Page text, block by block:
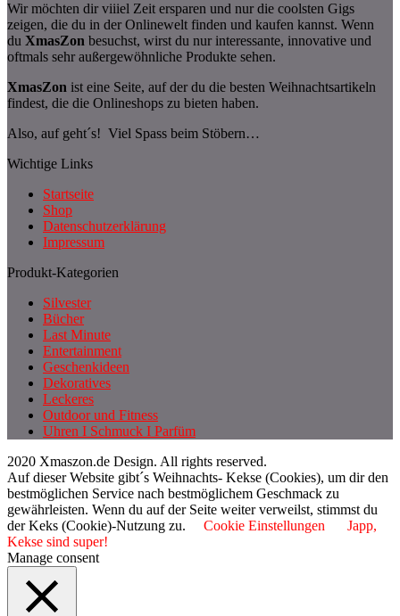
Wir möchten dir viiiel Zeit ersparen und nur die coolsten Gigs
zeigen, die du in der Onlinewelt finden und kaufen kannst. Wenn
du XmasZon besuchst, wirst du nur interessante, innovative und
oftmals sehr außergewöhnliche Produkte sehen.
XmasZon ist eine Seite, auf der du die besten Weihnachtsartikeln
findest, die die Onlineshops zu bieten haben.
Also, auf geht´s! Viel Spass beim Stöbern…
Wichtige Links
Startseite
Shop
Datenschutzerklärung
Impressum
Produkt-Kategorien
Silvester
Bücher
Last Minute
Entertainment
Geschenkideen
Dekoratives
Leckeres
Outdoor und Fitness
Uhren I Schmuck I Parfüm
2020 Xmaszon.de Design. All rights reserved.
Auf dieser Website gibt´s Weihnachts- Kekse (Cookies), um dir den
bestmöglichen Service nach bestmöglichem Geschmack zu
gewährleisten. Wenn du auf der Seite weiter verweilst, stimmst du
der Keks (Cookie)-Nutzung zu.
Cookie Einstellungen
Japp,
Kekse sind super!
Manage consent